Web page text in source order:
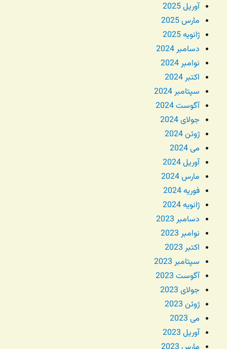
آوریل 2025
مارس 2025
ژانویه 2025
دسامبر 2024
نوامبر 2024
اکتبر 2024
سپتامبر 2024
آگوست 2024
جولای 2024
ژوئن 2024
می 2024
آوریل 2024
مارس 2024
فوریه 2024
ژانویه 2024
دسامبر 2023
نوامبر 2023
اکتبر 2023
سپتامبر 2023
آگوست 2023
جولای 2023
ژوئن 2023
می 2023
آوریل 2023